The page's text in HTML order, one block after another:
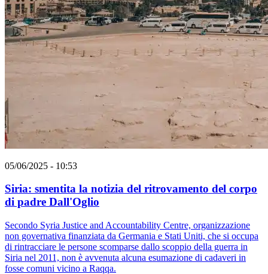
05/06/2025 - 10:53
Siria: smentita la notizia del ritrovamento del corpo
di padre Dall'Oglio
Secondo Syria Justice and Accountability Centre, organizzazione
non governativa finanziata da Germania e Stati Uniti, che si occupa
di rintracciare le persone scomparse dallo scoppio della guerra in
Siria nel 2011, non è avvenuta alcuna esumazione di cadaveri in
fosse comuni vicino a Raqqa.